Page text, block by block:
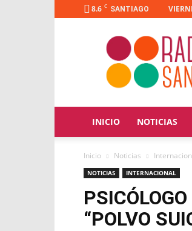
8.6 C SANTIAGO
INICIO NOTICIAS
Inicio Noticias
NOTICIAS INTERNACIONAL
“POLVO